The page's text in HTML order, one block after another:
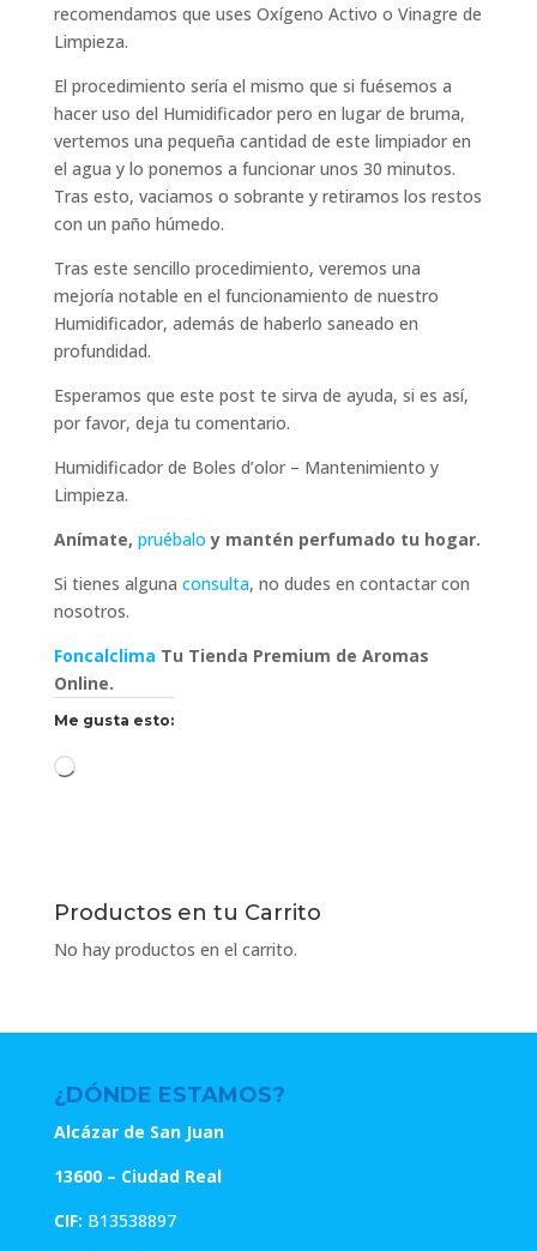
recomendamos que uses Oxígeno Activo o Vinagre de
Limpieza.
El procedimiento sería el mismo que si fuésemos a
hacer uso del Humidificador pero en lugar de bruma,
vertemos una pequeña cantidad de este limpiador en
el agua y lo ponemos a funcionar unos 30 minutos.
Tras esto, vaciamos o sobrante y retiramos los restos
con un paño húmedo.
Tras este sencillo procedimiento, veremos una
mejoría notable en el funcionamiento de nuestro
Humidificador, además de haberlo saneado en
profundidad.
Esperamos que este post te sirva de ayuda, si es así,
por favor, deja tu comentario.
Humidificador de Boles d’olor – Mantenimiento y
Limpieza.
Anímate, pruébalo y mantén perfumado tu hogar.
Si tienes alguna consulta, no dudes en contactar con
nosotros.
Foncalclima Tu Tienda Premium de Aromas
Online.
Me gusta esto:
Cargando...
Productos en tu Carrito
No hay productos en el carrito.
¿DÓNDE ESTAMOS?
Alcázar de San Juan
13600 – Ciudad Real
CIF: B13538897